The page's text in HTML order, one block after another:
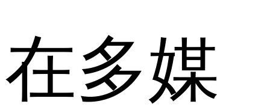
在多媒